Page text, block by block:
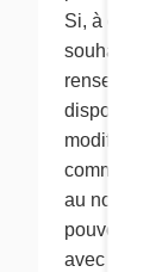
Si, à
souhaitez
disposons
modifier
au nom de
pouvez
avec nous